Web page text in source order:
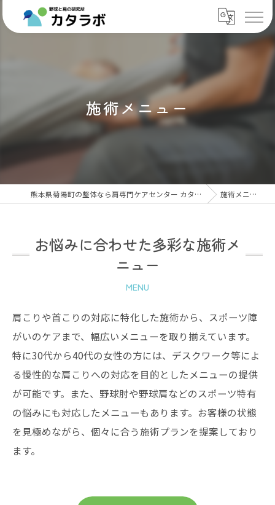
施術メニュー
熊本県菊陽町の整体なら肩専門ケアセンター カタラボ 施術メニュー
お悩みに合わせた多彩な施術メ
ニュー
MENU
肩こりや首こりの対応に特化した施術から、スポーツ障
がいのケアまで、幅広いメニューを取り揃えています。
特に30代から40代の女性の方には、デスクワーク等によ
る慢性的な肩こりへの対応を目的としたメニューの提供
が可能です。また、野球肘や野球肩などのスポーツ特有
の悩みにも対応したメニューもあります。お客様の状態
を見極めながら、個々に合う施術プランを提案しており
ます。